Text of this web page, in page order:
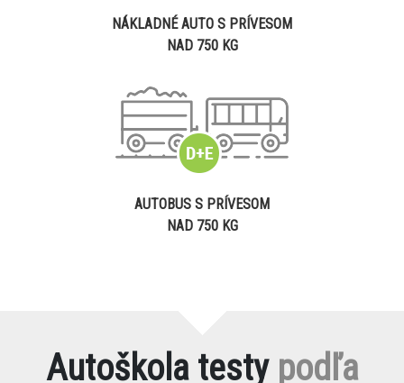
NÁKLADNÉ AUTO S PRÍVESOM
NAD 750 KG
AUTOBUS S PRÍVESOM
NAD 750 KG
Autoškola testy podľa